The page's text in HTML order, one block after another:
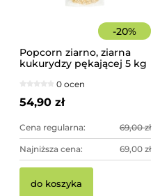
-20%
Popcorn ziarno, ziarna
kukurydzy pękającej 5 kg
0 ocen
54,90 zł
Cena regularna: 69,00 zł
Najniższa cena: 69,00 zł
do koszyka